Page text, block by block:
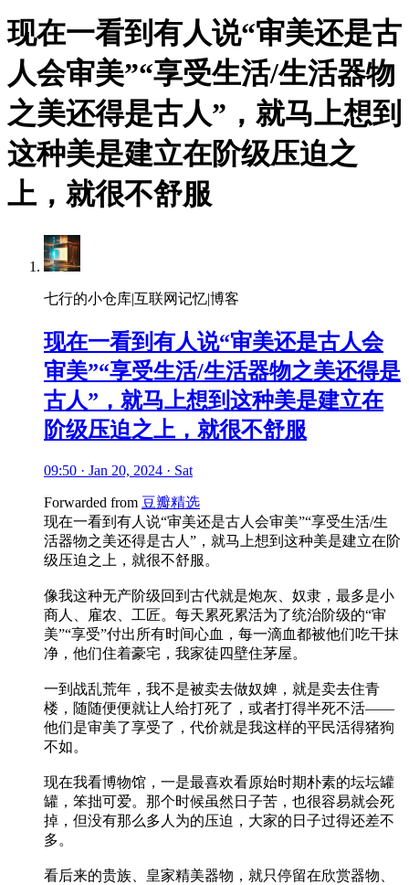
现在一看到有人说“审美还是古
人会审美”“享受生活/生活器物
之美还得是古人”，就马上想到
这种美是建立在阶级压迫之
上，就很不舒服
七行的小仓库|互联网记忆|博客
现在一看到有人说“审美还是古人会
审美”“享受生活/生活器物之美还得是
古人”，就马上想到这种美是建立在
阶级压迫之上，就很不舒服
09:50 · Jan 20, 2024 · Sat
Forwarded from 豆瓣精选
现在一看到有人说“审美还是古人会审美”“享受生活/生
活器物之美还得是古人”，就马上想到这种美是建立在阶
级压迫之上，就很不舒服。
像我这种无产阶级回到古代就是炮灰、奴隶，最多是小
商人、雇农、工匠。每天累死累活为了统治阶级的“审
美”“享受”付出所有时间心血，每一滴血都被他们吃干抹
净，他们住着豪宅，我家徒四壁住茅屋。
一到战乱荒年，我不是被卖去做奴婢，就是卖去住青
楼，随随便便就让人给打死了，或者打得半死不活——
他们是审美了享受了，代价就是我这样的平民活得猪狗
不如。
现在我看博物馆，一是最喜欢看原始时期朴素的坛坛罐
罐，笨拙可爱。那个时候虽然日子苦，也很容易就会死
掉，但没有那么多人为的压迫，大家的日子过得还差不
多。
看后来的贵族、皇家精美器物，就只停留在欣赏器物、